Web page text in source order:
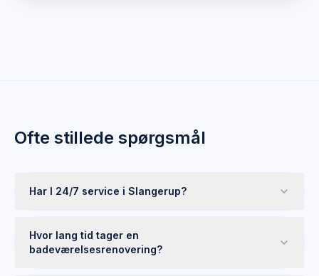
Ofte stillede spørgsmål
Har I 24/7 service i Slangerup?
Hvor lang tid tager en
badeværelsesrenovering?